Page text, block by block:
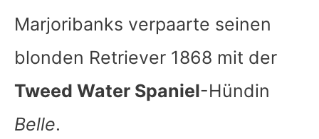
Marjoribanks verpaarte seinen
blonden Retriever 1868 mit der
Tweed Water Spaniel-Hündin
Belle.